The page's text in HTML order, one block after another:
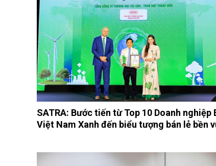
SATRA: Bước tiến từ Top 10 Doanh nghiệp
Việt Nam Xanh đến biểu tượng bán lẻ bền